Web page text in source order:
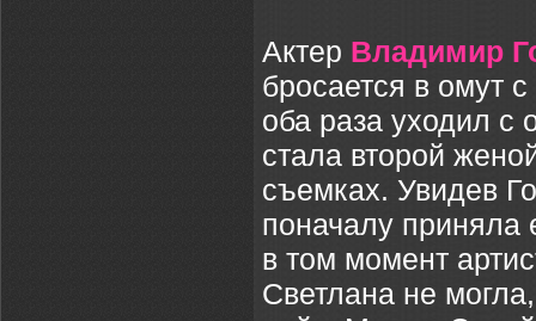
Актер Владимир
бросается в омут
оба раза уходил
стала второй
съемках. Увидев
поначалу приняла
в том момент
Светлана не